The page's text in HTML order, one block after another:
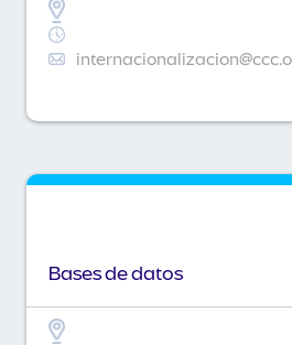
Bases de datos